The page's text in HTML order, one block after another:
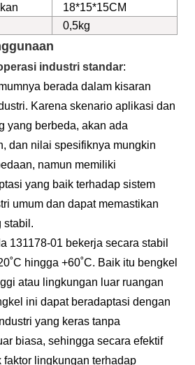
18*15*15CM
0,5kg
industri standar:
berada dalam kisaran
Karena skenario aplikasi dan
yang berbeda, akan ada
dan nilai spesifiknya mungkin
namun memiliki
yang baik terhadap sistem
umum dan dapat memastikan
stabil.
131178-01 bekerja secara stabil
hingga +60˚C. Baik itu bengkel
atau lingkungan luar ruangan
ini dapat beradaptasi dengan
yang keras tanpa
biasa, sehingga secara efektif
faktor lingkungan terhadap